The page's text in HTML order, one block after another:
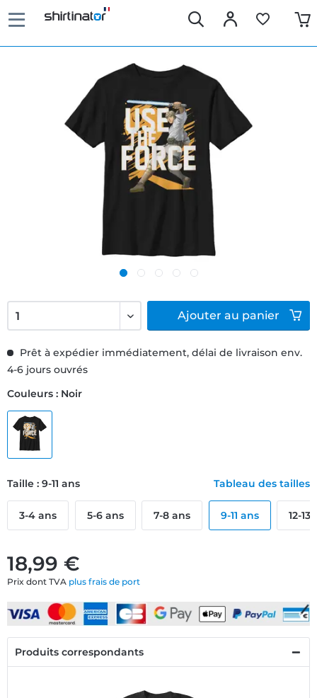
18,99 €
Prix dont TVA plus frais de port
Prêt à expédier immédiatement, délai de livraison env.
4-6 jours ouvrés
Couleurs : Noir
Taille : 9-11 ans Tableau des tailles
3-4 ans 5-6 ans 7-8 ans 9-11 ans 12-13
Ajouter au panier
Produits correspondants